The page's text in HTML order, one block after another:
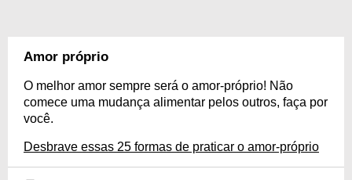
Amor próprio
O melhor amor sempre será o amor-próprio! Não
comece uma mudança alimentar pelos outros, faça por
você.
Desbrave essas 25 formas de praticar o amor-próprio